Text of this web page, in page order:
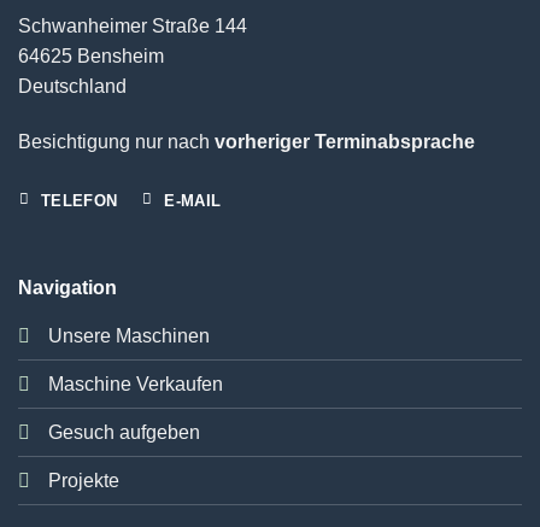
Schwanheimer Straße 144
64625 Bensheim
Deutschland
Besichtigung nur nach vorheriger Terminabsprache
TELEFON E-MAIL
Navigation
Unsere Maschinen
Maschine Verkaufen
Gesuch aufgeben
Projekte